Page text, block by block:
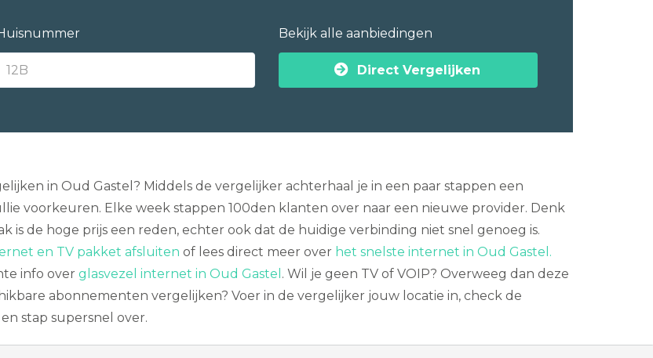
Bekijk alle aanbiedingen
Direct Vergelijken
in Oud Gastel? Middels de vergelijker achterhaal je in een paar stappen een
voorkeuren. Elke week stappen 100den klanten over naar een nieuwe provider. Denk
is de hoge prijs een reden, echter ook dat de huidige verbinding niet snel genoeg is.
en TV pakket afsluiten of lees direct meer over het snelste internet in Oud Gastel.
info over glasvezel internet in Oud Gastel . Wil je geen TV of VOIP? Overweeg dan deze
abonnementen vergelijken? Voer in de vergelijker jouw locatie in, check de
stap supersnel over.